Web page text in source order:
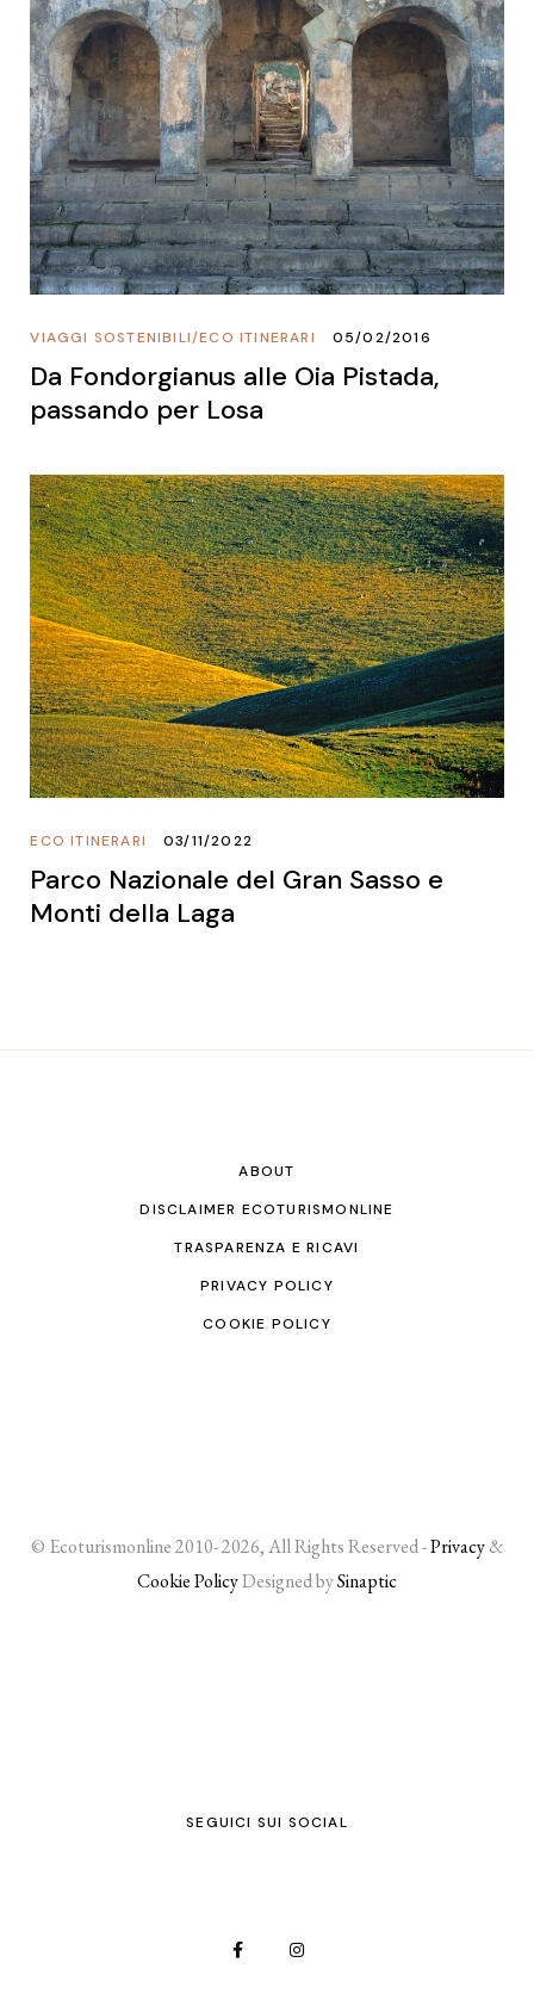
ECO ITINERARI
/
VIAGGI SOSTENIBILI 05/02/2016
Da Fondorgianus alle Oia Pistada,
passando per Losa
ECO ITINERARI 03/11/2022
Parco Nazionale del Gran Sasso e
Monti della Laga
ABOUT
DISCLAIMER ECOTURISMONLINE
TRASPARENZA E RICAVI
PRIVACY POLICY
COOKIE POLICY
© Ecoturismonline 2010- 2026, All Rights Reserved -Privacy&
Cookie PolicyDesigned bySinaptic
SEGUICI SUI SOCIAL